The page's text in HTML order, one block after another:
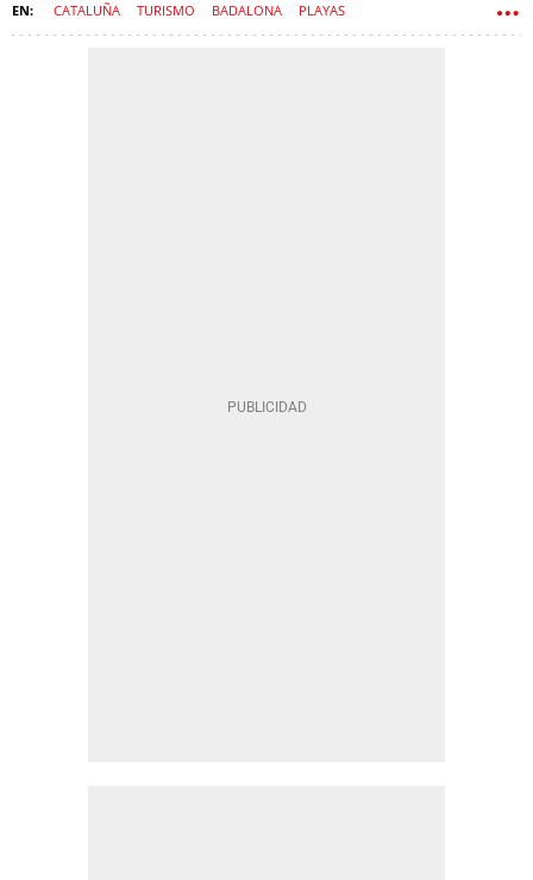
CATALUÑA TURISMO BADALONA PLAYAS